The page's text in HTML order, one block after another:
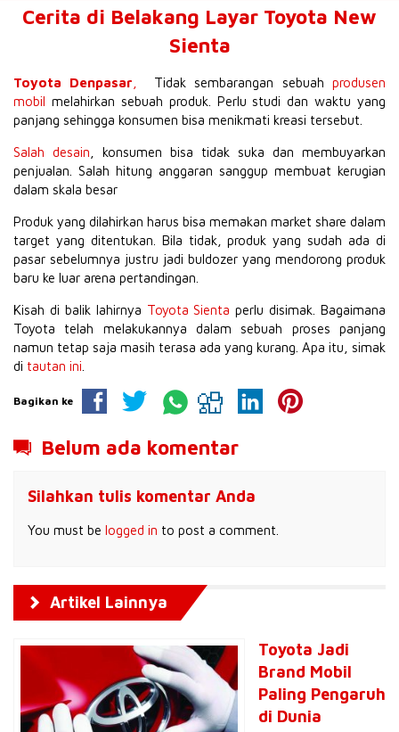
Cerita di Belakang Layar Toyota New
Sienta
Toyota Denpasar Tidak sembarangan sebuahprodusen
mobil melahirkan sebuah produk. Perlu studi dan waktu yang
panjang sehingga konsumen bisa menikmati kreasi tersebut.
Salah desain , konsumen bisa tidak suka dan membuyarkan
penjualan. Salah hitung anggaran sanggup membuat kerugian
dalam skala besar
Produk yang dilahirkan harus bisa memakan market share dalam
target yang ditentukan. Bila tidak, produk yang sudah ada di
pasar sebelumnya justru jadi buldozer yang mendorong produk
baru ke luar arena pertandingan.
Kisah di balik lahirnya Toyota Sienta perlu disimak. Bagaimana
Toyota telah melakukannya dalam sebuah proses panjang
namun tetap saja masih terasa ada yang kurang. Apa itu, simak
di tautan ini
Bagikan ke
Belum ada komentar
Silahkan tulis komentar Anda
You must be logged in to post a comment.
Artikel Lainnya
Toyota Jadi
Brand Mobil
Paling Pengaruh
di Dunia